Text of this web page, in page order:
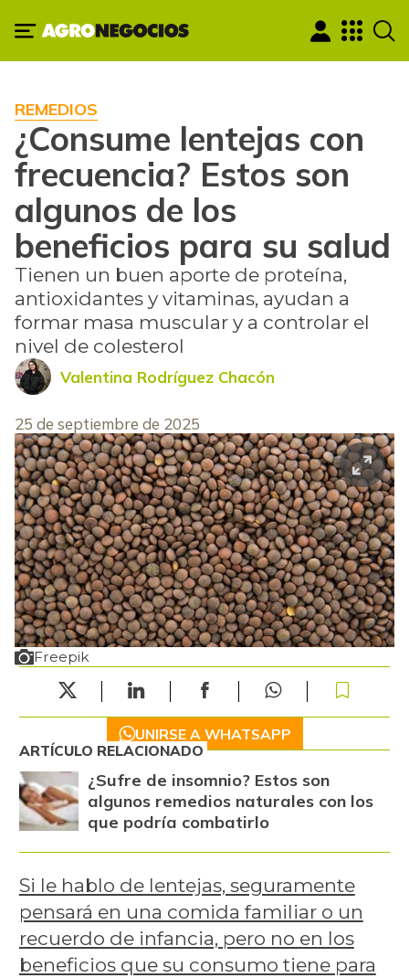
REMEDIOS
¿Consume lentejas con
frecuencia? Estos son
algunos de los
beneficios para su salud
Tienen un buen aporte de proteína,
antioxidantes y vitaminas, ayudan a
formar masa muscular y a controlar el
nivel de colesterol
Valentina Rodríguez Chacón
25 de septiembre de 2025
Freepik
UNIRSE A WHATSAPP
ARTÍCULO RELACIONADO
¿Sufre de insomnio? Estos son
algunos remedios naturales con los
que podría combatirlo
Si le hablo de lentejas, seguramente
pensará en una comida familiar o un
recuerdo de infancia, pero no en los
beneficios que su consumo tiene para